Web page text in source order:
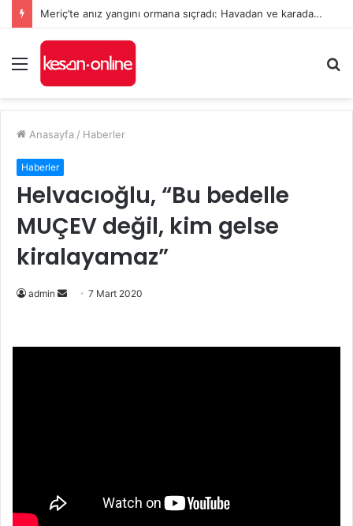
Meriç’te anız yangını ormana sıçradı: Havadan ve karadan müdahale sürüyor
Menü
...
Anasayfa / Haberler
Haberler
Helvacıoğlu, “Bu bedelle
MUÇEV değil, kim gelse
kiralayamaz”
admin
Bir
göndermek
7 Mart 2020